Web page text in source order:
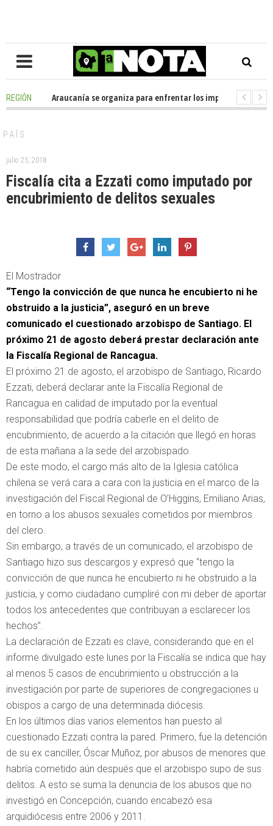
REGIÓNen La Araucanía se organiza para enfrentar los impactos de la
PAÍS
julio 25, 2018
Fiscalía cita a Ezzati como imputado por
encubrimiento de delitos sexuales
El Mostrador
“Tengo la convicción de que nunca he encubierto ni he
obstruido a la justicia”, aseguró en un breve
comunicado el cuestionado arzobispo de Santiago. El
próximo 21 de agosto deberá prestar declaración ante
la Fiscalía Regional de Rancagua.
El próximo 21 de agosto, el arzobispo de Santiago, Ricardo
Ezzati, deberá declarar ante la Fiscalía Regional de
Rancagua en calidad de imputado por la eventual
responsabilidad que podría caberle en el delito de
encubrimiento, de acuerdo a la citación que llegó en horas
de esta mañana a la sede del arzobispado.
De este modo, el cargo más alto de la Iglesia católica
chilena se verá cara a cara con la justicia en el marco de la
investigación del Fiscal Regional de O’Higgins, Emiliano Arias,
en torno a los abusos sexuales cometidos por miembros
del clero.
Sin embargo, a través de un comunicado, el arzobispo de
Santiago hizo sus descargos y expresó que “tengo la
convicción de que nunca he encubierto ni he obstruido a la
justicia, y como ciudadano cumpliré con mi deber de aportar
todos los antecedentes que contribuyan a esclarecer los
hechos”.
La declaración de Ezzati es clave, considerando que en el
informe divulgado este lunes por la Fiscalía se indica que hay
al menos 5 casos de encubrimiento u obstrucción a la
investigación por parte de superiores de congregaciones u
obispos a cargo de una determinada diócesis.
En los últimos días varios elementos han puesto al
cuestionado Ezzati contra la pared. Primero, fue la detención
de su ex canciller, Óscar Muñoz, por abusos de menores que
habría cometido aún después que el arzobispo supo de sus
delitos. A esto se suma la denuncia de los abusos que no
investigó en Concepción, cuando encabezó esa
arquidiócesis entre 2006 y 2011.